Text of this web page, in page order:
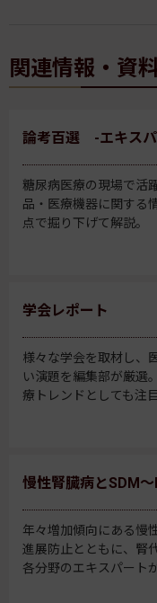
関連情報・資
論考百選 -エキス
糖尿病医療の現場で活
品・医療機器に関する
点で掘り下げて解説。
学会レポート
様々な学会を取材し、
い演題を編集部が厳選
療トレンドとしても注
慢性腎臓病とSDM
年々増加傾向にある慢
進展防止とともに、腎
各分野のエキスパート